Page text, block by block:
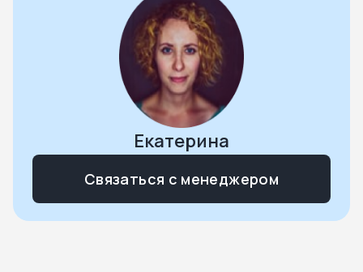
Екатерина
Связаться с менеджером